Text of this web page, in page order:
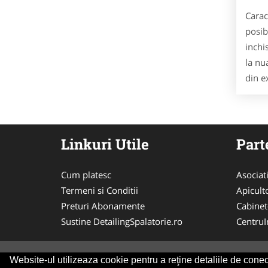
Website-ul utilizeaza cookie pentru a reţine detaliile de
la
din
Linkuri Utile
Cum platesc
Termeni si Conditii
Preturi Abonamente
Sustine DetailingSpalatorie.ro
© 2014-2026 Powered byVilonMedia& Tokaido